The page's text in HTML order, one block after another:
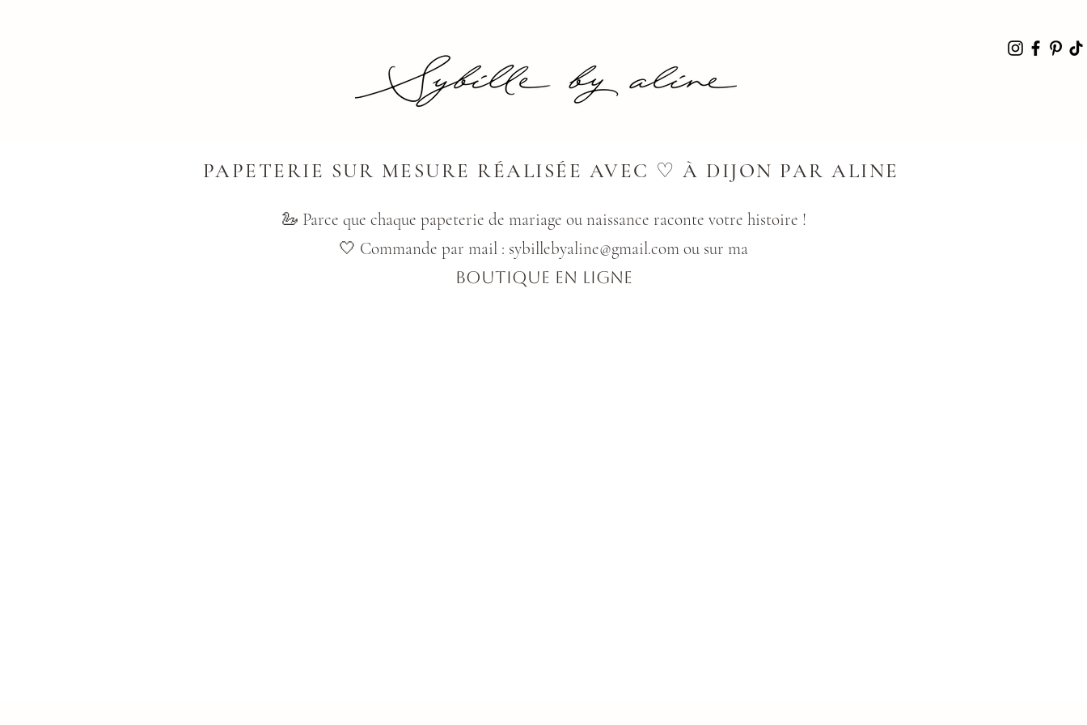
PAPETERIE SUR MESURE RÉALISÉE AVEC ♡ À DIJON PAR ALINE
🦢 Parce que chaque papeterie de mariage ou naissance raconte votre histoire !
🤍 Commande par mail : sybillebyaline@gmail.com ou sur ma
BOUTIQUE EN LIGNE